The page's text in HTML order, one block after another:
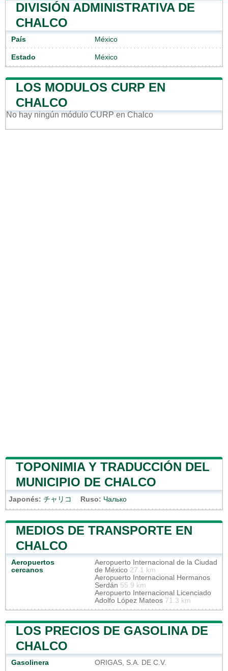
DIVISIÓN ADMINISTRATIVA DE
CHALCO
País México
Estado México
LOS MODULOS CURP EN
CHALCO
No hay ningún módulo CURP en Chalco
TOPONIMIA Y TRADUCCIÓN DEL
MUNICIPIO DE CHALCO
Japonés: チャリコ Ruso: Чалько
MEDIOS DE TRANSPORTE EN
CHALCO
Aeropuertos
cercanos
Aeropuerto Internacional de la Ciudad
de México 27.1 km
Aeropuerto Internacional Hermanos
Serdán 55.9 km
Aeropuerto Internacional Licenciado
Adolfo López Mateos 71.3 km
LOS PRECIOS DE GASOLINA DE
CHALCO
Gasolinera ORIGAS, S.A. DE C.V.